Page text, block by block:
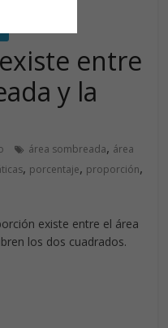
entre
y la
área sombreada, área
, porcentaje, proporción,
existe entre el área
los dos cuadrados.